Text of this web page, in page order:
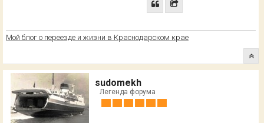
Мой блог о переезде и жизни в Краснодарском крае
sudomekh
Легенда форума